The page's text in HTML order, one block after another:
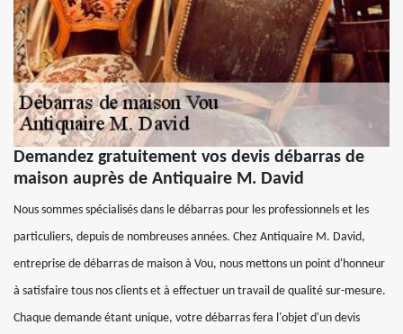
Demandez gratuitement vos devis débarras de
maison auprès de Antiquaire M. David
Nous sommes spécialisés dans le débarras pour les professionnels et les
particuliers, depuis de nombreuses années. Chez Antiquaire M. David,
entreprise de débarras de maison à Vou, nous mettons un point d'honneur
à satisfaire tous nos clients et à effectuer un travail de qualité sur-mesure.
Chaque demande étant unique, votre débarras fera l'objet d'un devis